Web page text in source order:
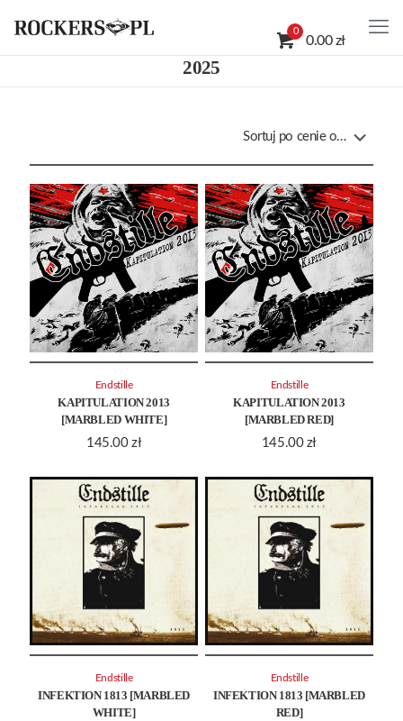
0
0.00 zł
2025
KAPITULATION 2013
[MARBLED WHITE]
145.00 zł
Endstille
KAPITULATION 2013
[MARBLED RED]
145.00 zł
Endstille
INFEKTION 1813 [MARBLED
WHITE]
Endstille
INFEKTION 1813 [MARBLED
RED]
Endstille